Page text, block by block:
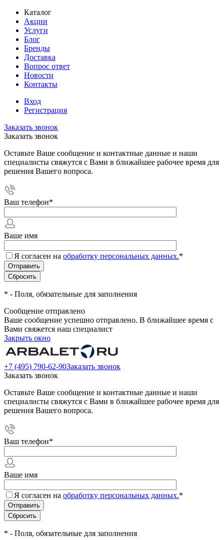
Каталог
Акции
Услуги
Блог
Бренды
Доставка
Вопрос ответ
Новости
Контакты
Вход
Регистрация
Заказать звонок
Заказать звонок
Оставьте Ваше сообщение и контактные данные и наши
специалисты свяжутся с Вами в ближайшее рабочее время для
решения Вашего вопроса.
Ваш телефон*
Ваше имя
Я согласен на обработку персональных данных.*
* - Поля, обязательные для заполнения
Сообщение отправлено
Ваше сообщение успешно отправлено. В ближайшее время с
Вами свяжется наш специалист
Закрыть окно
+7 (495) 790-62-90Заказать звонок
Заказать звонок
Оставьте Ваше сообщение и контактные данные и наши
специалисты свяжутся с Вами в ближайшее рабочее время для
решения Вашего вопроса.
Ваш телефон*
Ваше имя
Я согласен на обработку персональных данных.*
* - Поля, обязательные для заполнения